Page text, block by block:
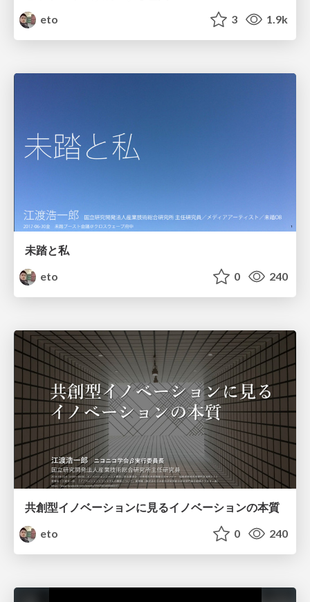
eto
3 1.9k
未踏と私
eto
0 240
共創型イノベーションに見るイノベーションの本質
eto
0 240